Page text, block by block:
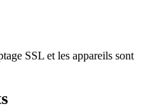
SSL et les appareils sont